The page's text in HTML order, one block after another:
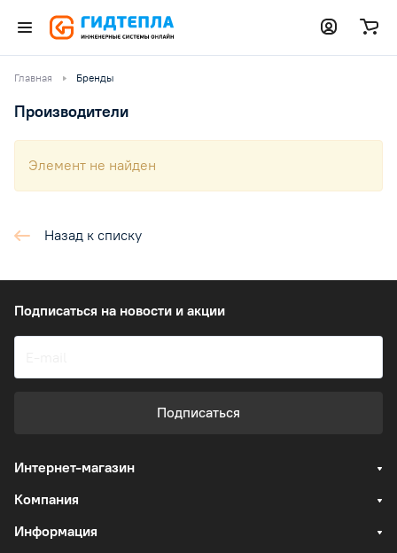
Главная Бренды
Производители
Элемент не найден
Назад к списку
Подписаться на новости и акции
Подписаться
Интернет-магазин
Компания
Информация